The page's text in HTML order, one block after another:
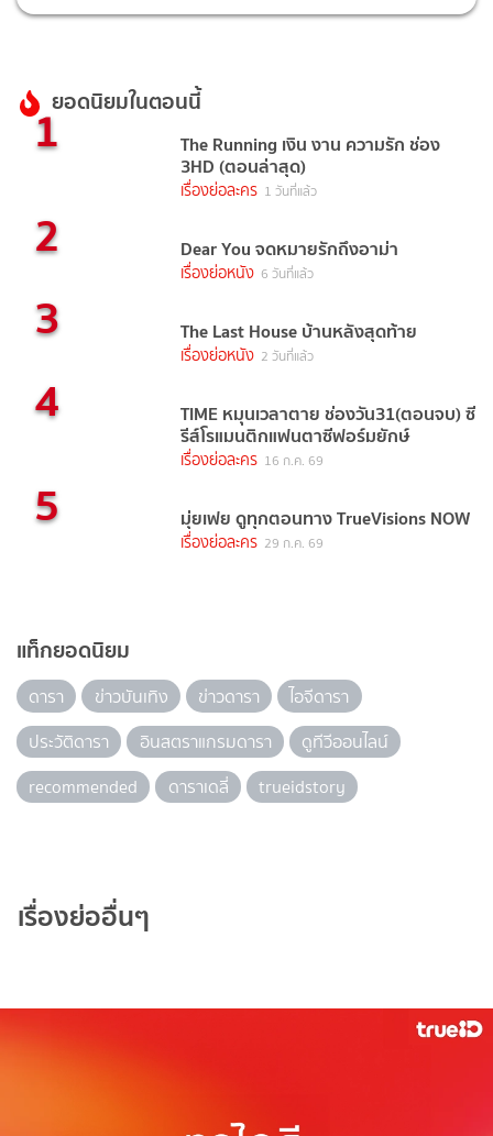
ยอดนิยมในตอนนี้
1 The Running เงิน งาน ความรัก ช่อง
3HD (ตอนล่าสุด)
เรื่องย่อละคร 1 วันที่แล้ว
2 Dear You จดหมายรักถึงอาม่า
เรื่องย่อหนัง 6 วันที่แล้ว
3 The Last House บ้านหลังสุดท้าย
เรื่องย่อหนัง 2 วันที่แล้ว
4 TIME หมุนเวลาตาย ช่องวัน31(ตอนจบ) ซี
รีส์โรแมนติกแฟนตาซีฟอร์มยักษ์
เรื่องย่อละคร 16 ก.ค. 69
5 มุ่ยเฟย ดูทุกตอนทาง TrueVisions NOW
เรื่องย่อละคร 29 ก.ค. 69
แท็กยอดนิยม
ดารา ข่าวบันเทิง ข่าวดารา
ไอจีดารา
ประวัติดารา
อินสตราแกรมดารา
ดูทีวีออนไลน์
recommended
ดาราเดลี่ trueidstory
เรื่องย่ออื่นๆ